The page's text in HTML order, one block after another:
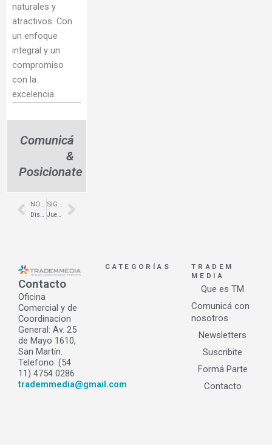
naturales y
atractivos. Con
un enfoque
integral y un
compromiso
con la
excelencia.
Comunicá
&
Posicionate
Prev
NOTA ANTERIOR
Diseño de locales gastronómicos- Bar Cínico- Recoleta- Interiores Maluk
SIGUIENTE NOTA
Juegos de jardín de aluminio- Lobos- Verde Jardín Muebles Next
Contacto
Oficina
Comercial y de
Coordinacion
General: Av. 25
de Mayo 1610,
San Martín.
Telefono: (54
11) 4754 0286
trademmedia@gmail.com
CATEGORÍAS
TRADEM
MEDIA
Que es TM
Comunicá con
nosotros
Newsletters
Suscribite
Formá Parte
Contacto